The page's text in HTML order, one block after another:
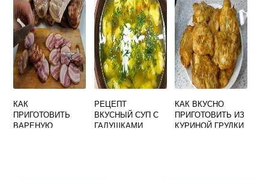
ВКУСНЫЕ
БАНКАХ С
УКСУСОМ
ВКУСНЫЙ
МАРИНАД
КАК
ПРИГОТОВИТЬ
ВАРЕНУЮ
РЕЦЕПТ
ВКУСНЫЙ СУП С
ГАЛУШКАМИ
КАК ВКУСНО
ПРИГОТОВИТЬ ИЗ
КУРИНОЙ ГРУДКИ